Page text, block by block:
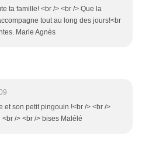
ta famille! <br /> <br /> Que la
tout au long des jours!<br
Marie Agnès
et son petit pingouin !<br /> <br />
/> <br /> bises Malélé